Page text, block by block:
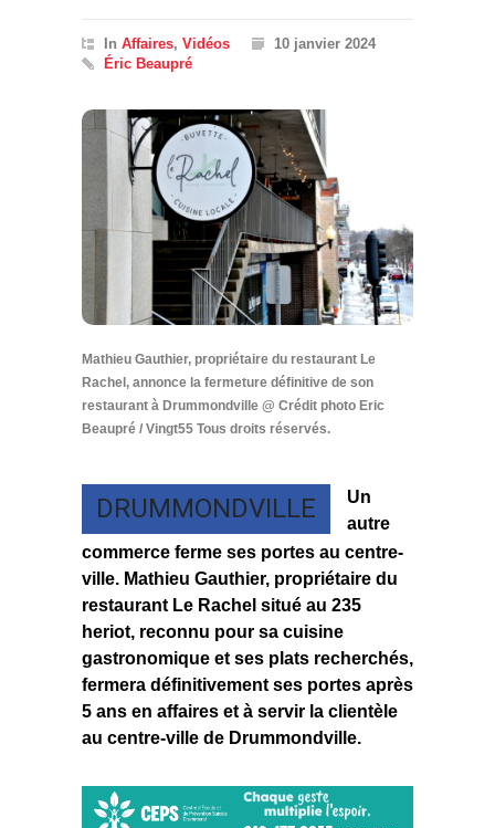
In Affaires, Vidéos
10 janvier 2024
Éric Beaupré
Mathieu Gauthier, propriétaire du restaurant Le
Rachel, annonce la fermeture définitive de son
restaurant à Drummondville @ Crédit photo Eric
Beaupré / Vingt55 Tous droits réservés.
DRUMMONDVILLE
Un
autre
commerce ferme ses portes au centre-
ville. Mathieu Gauthier, propriétaire du
restaurant Le Rachel situé au 235
heriot, reconnu pour sa cuisine
gastronomique et ses plats recherchés,
fermera définitivement ses portes après
5 ans en affaires et à servir la clientèle
au centre-ville de Drummondville.